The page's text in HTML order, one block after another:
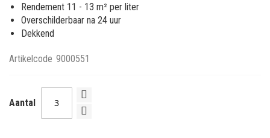
Rendement 11 - 13 m² per liter
Overschilderbaar na 24 uur
Dekkend
Artikelcode 9000551
Aantal